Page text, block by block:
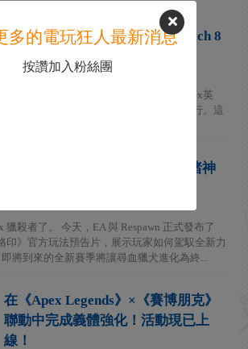
《Apex英雄》正式告別初代Switch 8
2026-08-04
Respawn Entertainment正式宣布，《Apex英
起停止在初代Nintendo Switch主機上運行。這
持該舊款混合...
狩獵時刻將至：《Apex 英雄：諸神
獵殺者了。 今天，EA 與 Respawn 正式發布了
印》官方玩法預告片，展示玩家如何駕馭全新力
將到來的全新賽季將讓尋血獵犬進化為終...
在《Apex Legends》×《賽博朋克》
聯動中完成義體強化！活動現已上
線！
多的電玩狂人最新消息
按讚加入粉絲團